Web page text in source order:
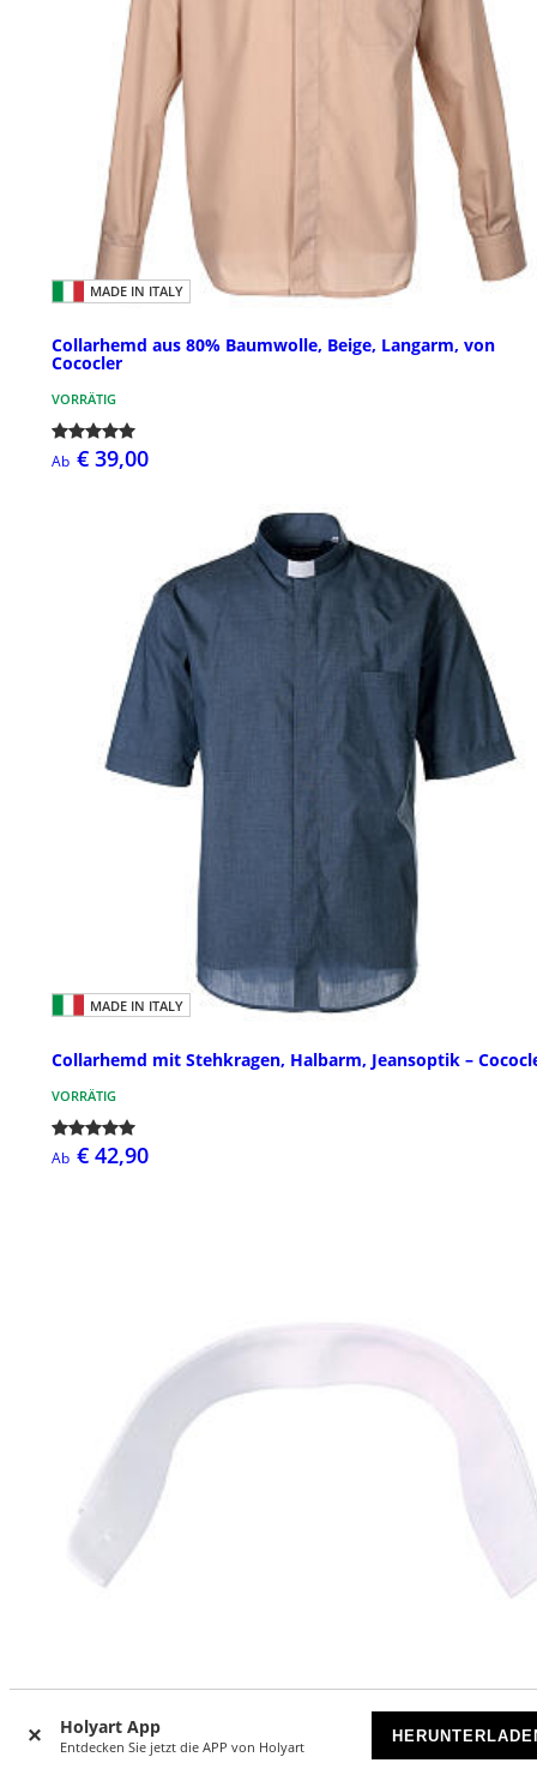
Holyart App
Entdecken Sie jetzt die APP von Holyart
MADE IN ITALY
Collarhemd aus 80% Baumwolle, Beige, Langarm, von
Cococler
VORRÄTIG
Ab € 39,00
MADE IN ITALY
Collarhemd mit Stehkragen, Halbarm, Jeansoptik –
VORRÄTIG
Ab € 42,90
Hemdkragen, Leinen-Mischgewebe, CocoCler